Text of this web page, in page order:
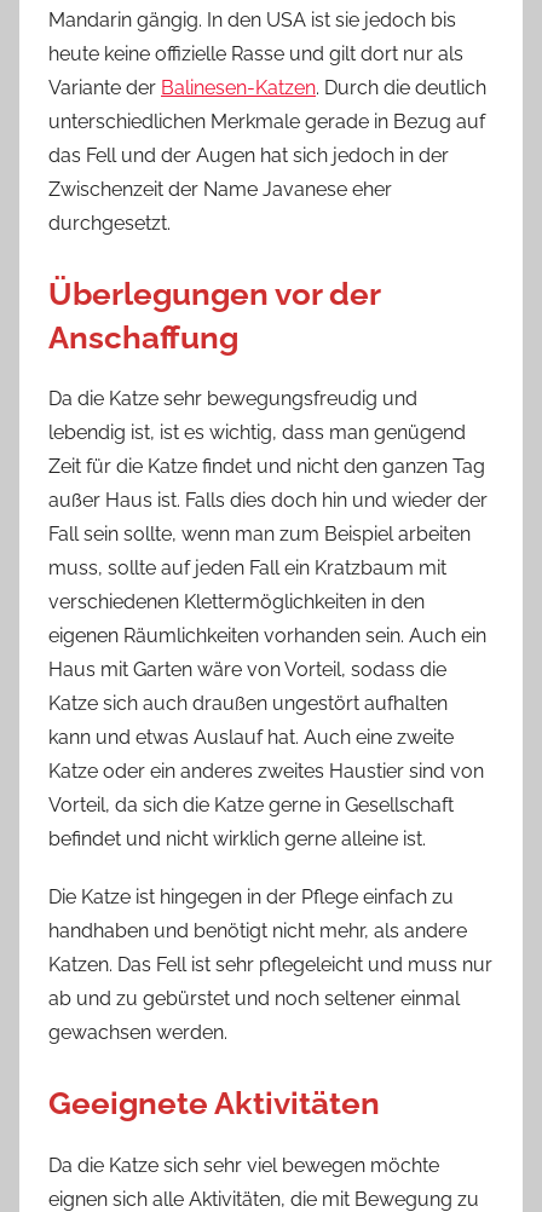
Mandarin gängig. In den USA ist sie jedoch bis
heute keine offizielle Rasse und gilt dort nur als
Variante der Balinesen-Katzen. Durch die deutlich
unterschiedlichen Merkmale gerade in Bezug auf
das Fell und der Augen hat sich jedoch in der
Zwischenzeit der Name Javanese eher
durchgesetzt.
Überlegungen vor der
Anschaffung
Da die Katze sehr bewegungsfreudig und
lebendig ist, ist es wichtig, dass man genügend
Zeit für die Katze findet und nicht den ganzen Tag
außer Haus ist. Falls dies doch hin und wieder der
Fall sein sollte, wenn man zum Beispiel arbeiten
muss, sollte auf jeden Fall ein Kratzbaum mit
verschiedenen Klettermöglichkeiten in den
eigenen Räumlichkeiten vorhanden sein. Auch ein
Haus mit Garten wäre von Vorteil, sodass die
Katze sich auch draußen ungestört aufhalten
kann und etwas Auslauf hat. Auch eine zweite
Katze oder ein anderes zweites Haustier sind von
Vorteil, da sich die Katze gerne in Gesellschaft
befindet und nicht wirklich gerne alleine ist.
Die Katze ist hingegen in der Pflege einfach zu
handhaben und benötigt nicht mehr, als andere
Katzen. Das Fell ist sehr pflegeleicht und muss nur
ab und zu gebürstet und noch seltener einmal
gewachsen werden.
Geeignete Aktivitäten
Da die Katze sich sehr viel bewegen möchte
eignen sich alle Aktivitäten, die mit Bewegung zu